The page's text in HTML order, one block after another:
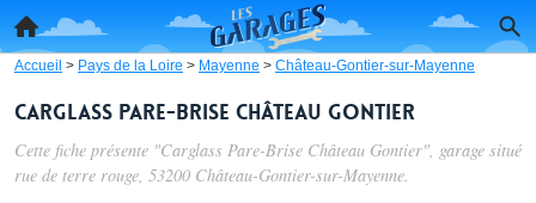
Accueil > Pays de la Loire > Mayenne > Château-Gontier-sur-Mayenne
Carglass Pare-Brise Château Gontier
Cette fiche présente "Carglass Pare-Brise Château Gontier", garage situé
rue de terre rouge, 53200 Château-Gontier-sur-Mayenne.